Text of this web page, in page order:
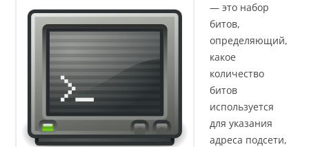
— это набор
битов,
определяющий,
какое
количество
битов
используется
для указания
адреса подсети,